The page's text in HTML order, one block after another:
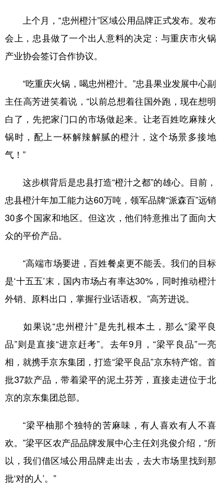
上个月，“忠州橙汁”区域公用品牌正式发布。发布
会上，忠县做了一个出人意料的决定：与重庆市火锅
产业协会签订合作协议。
“吃重庆火锅，喝忠州橙汁。”忠县果业发展中心副
主任高芳进笑着说，“以前总想着往国外跑，现在想明
白了，先把家门口的市场做起来。让老百姓吃麻辣火
锅时，配上一杯解辣解腻的橙汁，这个场景多接地
气！”
这步棋背后是忠县打造“橙汁之都”的雄心。目前，
忠县橙汁年加工能力达60万吨，领军品牌“派森百”远销
30多个国家和地区。但这次，他们特意推出了面向大
众的平价产品。
“高端市场要进，百姓餐桌更不能丢。我们的目标
是‘十五五’末，国内市场占有率达30%，同时推动橙汁
外销、原料出口，掌握行业话语权。”高芳进说。
如果说“忠州橙汁”是先扎根本土，那么“梁平良
品”则是直接“进京赶考”。去年9月，“梁平良品”一亮
相，就携手京东集团，打造“梁平良品”京东特产馆。首
批37款产品，带着梁平的泥土芬芳，直接走进位于北
京的京东集团总部。
“梁平柚那个独特的苦麻味，有人喜欢有人不喜
欢。”梁平区农产品品牌发展中心主任刘兆俊介绍，“所
以，我们借区域公用品牌走出去，去大市场里找到那
批‘对的人’。”